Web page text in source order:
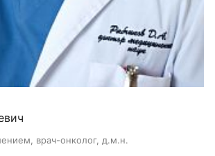
врач-онколог, д.м.н.